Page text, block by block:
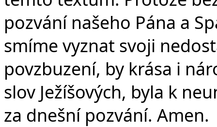
pozvání našeho Pána a
smíme vyznat svoji
povzbuzení, by krása i
slov Ježíšových, byla k
za dnešní pozvání. Amen.